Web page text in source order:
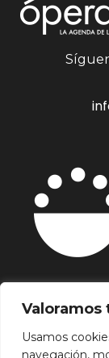
Valoramos
Usamos
navegación,
Quiénes